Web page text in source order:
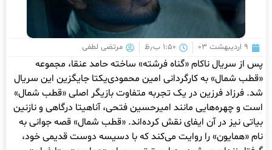
۹ اردیبهشت ۰۳ ۱:۵۰ ب٫ظ مرتضی لطفی
پس از سریال ناکام «گناه فرشته» ساخته حامد عنقا، مجموعه
«قطب شمال» به کارگردانی امین محمودی‌یکتا جایگزین این سریال
شد. فرزاد فرزین در یک تجربه متفاوت بازیگر اصلی «قطب شمال»
است و چهره‌هایی مانند امیرحسین فتحی، آناهیتا درگاهی و نازنین
بیاتی نیز در آن ایفای نقش کرده‌اند. «قطب شمال» قصه جوانی به
نام «همایون» را روایت می‌کند که با دسیسه دوست قدیمی خود،